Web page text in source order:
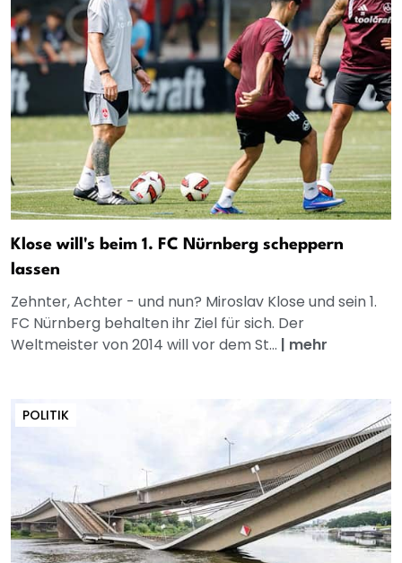
Klose will's beim 1. FC Nürnberg scheppern
lassen
Zehnter, Achter - und nun? Miroslav Klose und sein 1.
FC Nürnberg behalten ihr Ziel für sich. Der
Weltmeister von 2014 will vor dem St... | mehr
POLITIK